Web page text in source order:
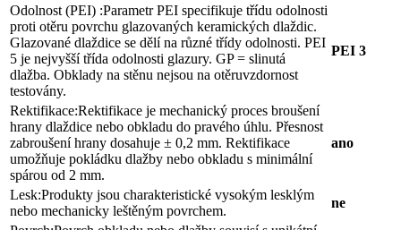
Odolnost (PEI) :Parametr PEI specifikuje třídu odolnosti
proti otěru povrchu glazovaných keramických dlaždic.
Glazované dlaždice se dělí na různé třídy odolnosti. PEI
5 je nejvyšší třída odolnosti glazury. GP = slinutá
dlažba. Obklady na stěnu nejsou na otěruvzdornost
testovány.
PEI 3
Rektifikace:Rektifikace je mechanický proces broušení
hrany dlaždice nebo obkladu do pravého úhlu. Přesnost
zabroušení hrany dosahuje ± 0,2 mm. Rektifikace
umožňuje pokládku dlažby nebo obkladu s minimální
spárou od 2 mm.
ano
Lesk:Produkty jsou charakteristické vysokým lesklým
nebo mechanicky leštěným povrchem.
ne